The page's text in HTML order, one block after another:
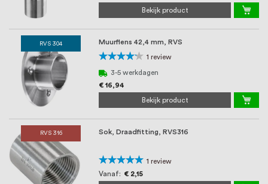
Bekijk product
RVS 304 Muurflens 42,4 mm, RVS
Waardering:
80%
1 review
3-5 werkdagen
€ 16,94
Bekijk product
RVS 316 Sok, Draadfitting, RVS316
Waardering:
100%
1 review
Vanaf
€ 2,15